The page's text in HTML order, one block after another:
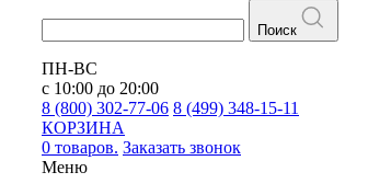
Поиск
ПН-ВС
с 10:00 до 20:00
8 (800) 302-77-06 8 (499) 348-15-11
КОРЗИНА
0 товаров. Заказать звонок
Меню